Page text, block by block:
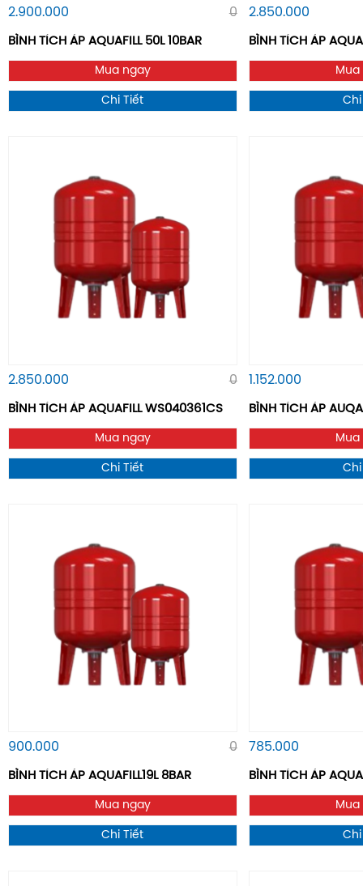
2.900.000 0
BÌNH TÍCH ÁP AQUAFILL 50L 10BAR
Mua ngay
Chi Tiết
2.850.000
BÌNH TÍCH ÁP
2.850.000 0
BÌNH TÍCH ÁP AQUAFILL WS040361CS
Mua ngay
Chi Tiết
1.152.000
BÌNH TÍCH ÁP
900.000 0
BÌNH TÍCH ÁP AQUAFILL19L 8BAR
Mua ngay
Chi Tiết
785.000
BÌNH TÍCH ÁP
Mua